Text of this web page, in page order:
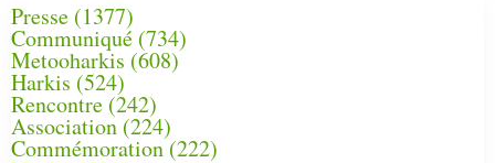
Presse (1377)
Communiqué (734)
Metooharkis (608)
Harkis (524)
Rencontre (242)
Association (224)
Commémoration(222)